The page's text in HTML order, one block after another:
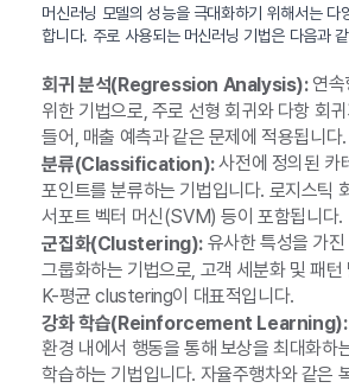
머신러닝 모델의 성능을 극대화하기 위해서는 다
합니다. 주로 사용되는 머신러닝 기법은 다음과
회귀 분석(Regression Analysis):연속
위한 기법으로, 주로 선형 회귀와 다항 회
들어, 매출 예측과 같은 문제에 적용됩니다.
분류(Classification):사전에 정의된 카
포인트를 분류하는 기법입니다. 로지스틱
서포트 벡터 머신(SVM) 등이 포함됩니다.
군집화(Clustering):유사한 특성을 가
그룹화하는 기법으로, 고객 세분화 및 패턴
K-평균 clustering이 대표적입니다.
강화 학습(Reinforcement Learning):
환경 내에서 행동을 통해 보상을 최대화하
학습하는 기법입니다. 자율주행차와 같은